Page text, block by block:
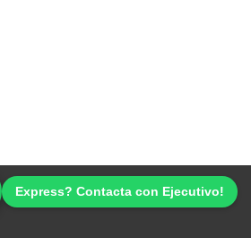
Promociones de Tecnología
Express? Contacta con Ejecutivo!